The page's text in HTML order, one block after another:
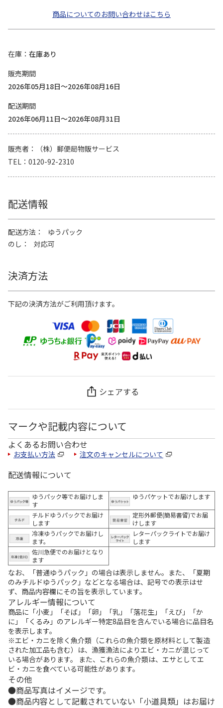
商品についてのお問い合わせはこちら
在庫
在庫あり
販売期間
2026年05月18日～2026年08月16日
配送期間
2026年06月11日～2026年08月31日
販売者
（株）郵便局物販サービス
TEL
0120-92-2310
配送情報
配送方法
ゆうパック
のし
対応可
決済方法
下記の決済方法がご利用頂けます。
シェアする
マークや記載内容について
よくあるお問い合わせ
お支払い方法 注文のキャンセルについて
配送情報について
ゆうパック等でお届けしま
す
ゆうパケットでお届けします
チルドゆうパックでお届け
します
定形外郵便(簡易書留)でお届
けします
冷凍ゆうパックでお届けし
ます。
レターパックライトでお届け
します
佐川急便でのお届けとなり
ます
なお、「普通ゆうパック」の場合は表示しません。また、「夏期
のみチルドゆうパック」などとなる場合は、記号での表示はせ
ず、商品内容欄にその旨を表示しています。
アレルギー情報について
商品に「小麦」「そば」「卵」「乳」「落花生」「えび」「か
に」「くるみ」のアレルギー特定8品目を含んでいる場合に品目名
を表示します。
※エビ・カニを除く魚介類（これらの魚介類を原材料として製造
された加工品も含む）は、漁獲漁法によりエビ・カニが混じって
いる場合があります。 また、これらの魚介類は、エサとしてエ
ビ・カニを食べている可能性があります。
その他
商品写真はイメージです。
商品内容として記載されていない「小道具類」はお届け